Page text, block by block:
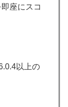
座にスコ
以上の